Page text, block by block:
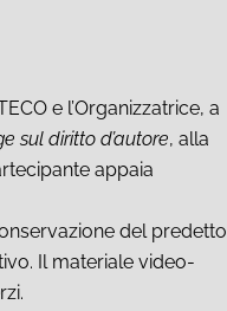
e l’Organizzatrice, a
sul diritto d’autore, alla
appaia
del predetto
Il materiale video-